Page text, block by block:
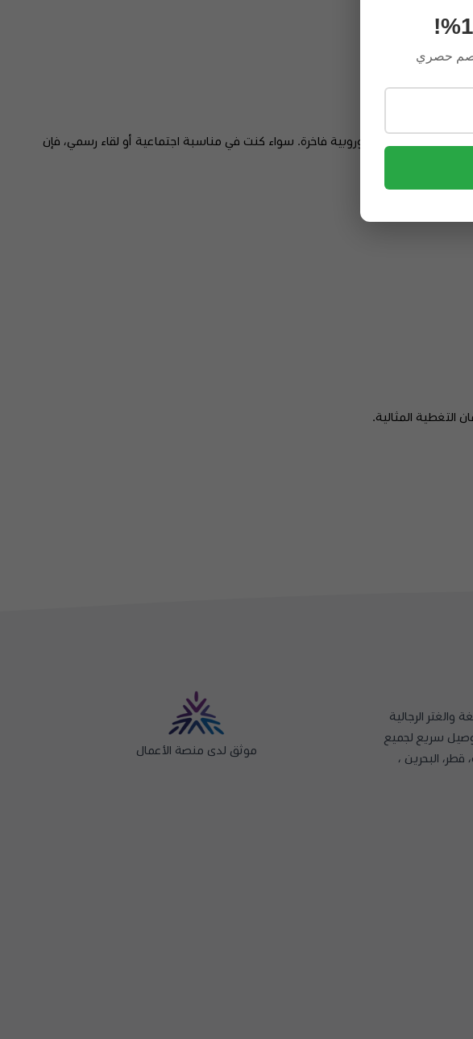
التقليدية بلمسة أوروبية فاخرة. سواء كنت في مناسبة اجتماعية أو لقاء رسمي، فإن
الرجالية
سريع لجميع
البحرين ،
موثق لدى منصة الأعمال
حصري